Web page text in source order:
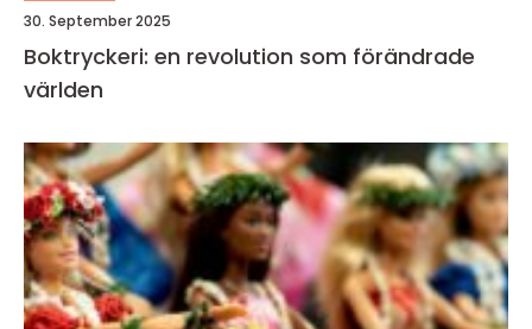
30. September 2025
Boktryckeri: en revolution som förändrade
världen